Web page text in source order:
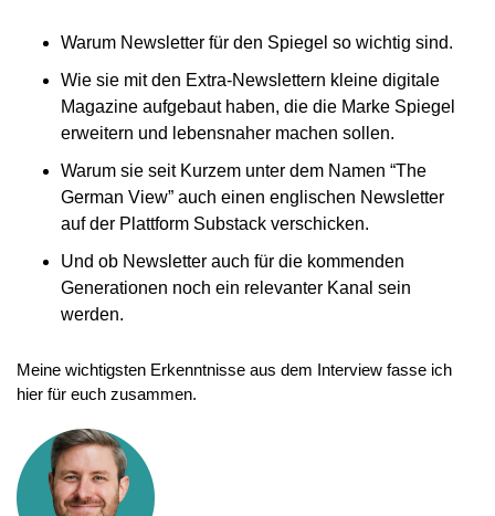
Warum Newsletter für den Spiegel so wichtig sind.
Wie sie mit den Extra-Newslettern kleine digitale
Magazine aufgebaut haben, die die Marke Spiegel
erweitern und lebensnaher machen sollen.
Warum sie seit Kurzem unter dem Namen “The
German View” auch einen englischen Newsletter
auf der Plattform Substack verschicken.
Und ob Newsletter auch für die kommenden
Generationen noch ein relevanter Kanal sein
werden.
Meine wichtigsten Erkenntnisse aus dem Interview fasse ich
hier für euch zusammen.